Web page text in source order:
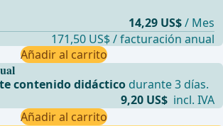
contenido didáctico durante 3 días.
9,20 US$ incl. IVA
Añadir al carrito
14,29 US$/ Mes
171,50 US$ / facturación anual
Añadir al carrito